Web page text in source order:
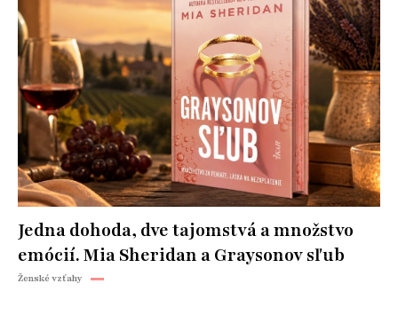
Jedna dohoda, dve tajomstvá a množstvo
emócií. Mia Sheridan a Graysonov sľub
Ženské vzťahy